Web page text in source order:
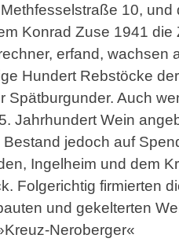
10, und
Konrad Zuse 1941 die
erfand, wachsen
Hundert Rebstöcke der
Spätburgunder. Auch
Jahrhundert Wein
jedoch auf
Ingelheim und dem
Folgerichtig firmierten
und gekelterten
Neroberger«